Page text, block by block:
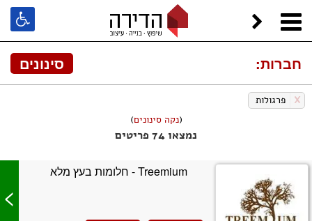
חברות: סינונים
X
פרגולות
(נקה סינונים)
נמצאו 74 פריטים
Treemium - חלומות בעץ מלא
>